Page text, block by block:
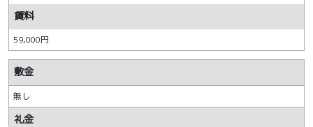
賃料
59,000円
敷金
無し
礼金